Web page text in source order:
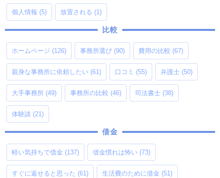
個人情報 (5) 放置される (1)
比較
ホームページ (126) 事務所選び (90) 費用の比較 (67)
親身な事務所に依頼したい (61) 口コミ (55) 弁護士 (50)
大手事務所 (49) 事務所の比較 (46) 司法書士 (38)
体験談 (21)
借金
軽い気持ちで借金 (137) 借金慣れは怖い (73)
すぐに返せると思った (61) 生活費のために借金 (51)